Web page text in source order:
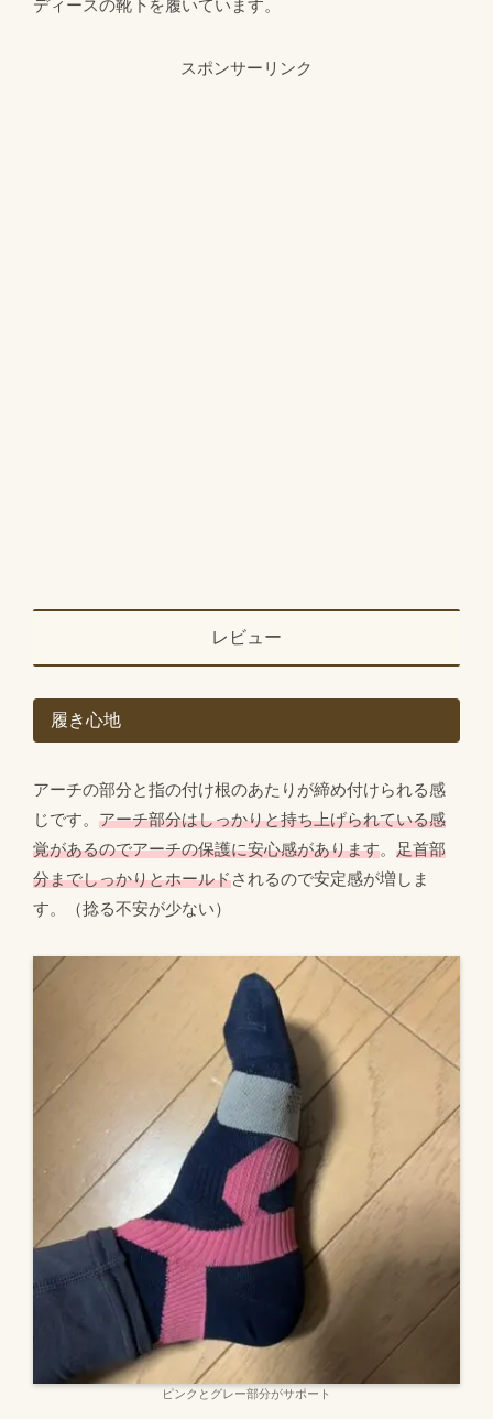
ディースの靴下を履いています。
スポンサーリンク
レビュー
履き心地
アーチの部分と指の付け根のあたりが締め付けられる感
じです。 アーチ部分はしっかりと持ち上げられている感
覚があるのでアーチの保護に安心感があります。 足首部
分までしっかりとホールドされるので安定感が増しま
す。（捻る不安が少ない）
ピンクとグレー部分がサポート